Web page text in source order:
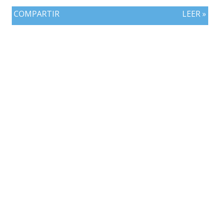
COMPARTIR LEER »